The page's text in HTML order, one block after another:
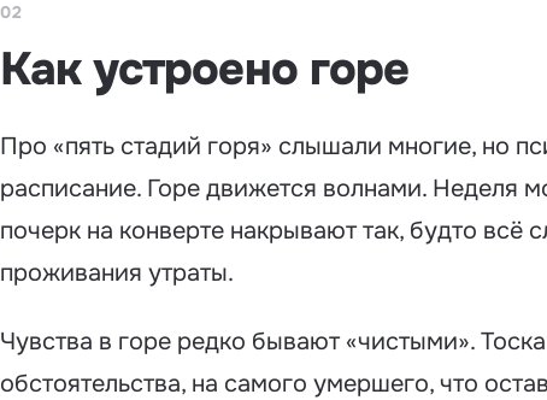
02
Как устроено горе
Про «пять стадий горя» слышали многие, но
расписание. Горе движется волнами. Неделя
почерк на конверте накрывают так, будто всё
проживания утраты.
Чувства в горе редко бывают «чистыми».
обстоятельства, на самого умершего, что